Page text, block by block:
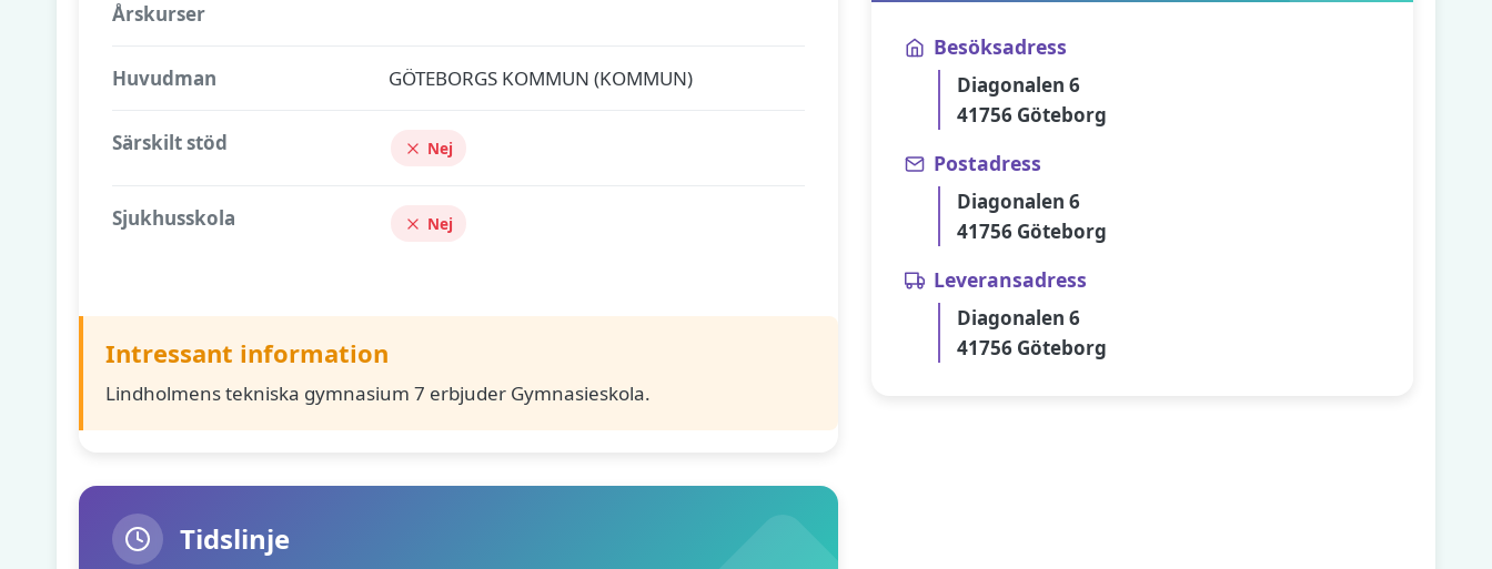
Årskurser
Huvudman GÖTEBORGS KOMMUN (KOMMUN)
Särskilt stöd Nej
Sjukhusskola Nej
Intressant information
Lindholmens tekniska gymnasium 7 erbjuder Gymnasieskola.
Tidslinje
Besöksadress
Diagonalen 6
41756 Göteborg
Postadress
Diagonalen 6
41756 Göteborg
Leveransadress
Diagonalen 6
41756 Göteborg